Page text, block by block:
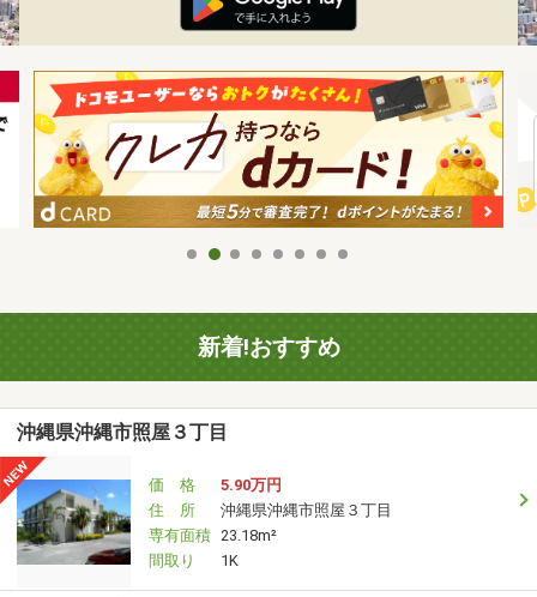
新着!おすすめ
沖縄県沖縄市照屋３丁目
価 格
5.90万円
住 所
沖縄県沖縄市照屋３丁目
専有面積 23.18m²
間取り
1K